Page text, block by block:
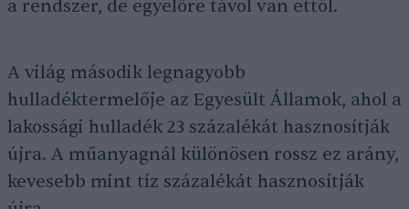
a rendszer, de egyelőre távol van ettől.
A világ második legnagyobb
hulladéktermelője az Egyesült Államok, ahol a
lakossági hulladék 23 százalékát hasznosítják
újra. A műanyagnál különösen rossz ez arány,
kevesebb mint tíz százalékát hasznosítják